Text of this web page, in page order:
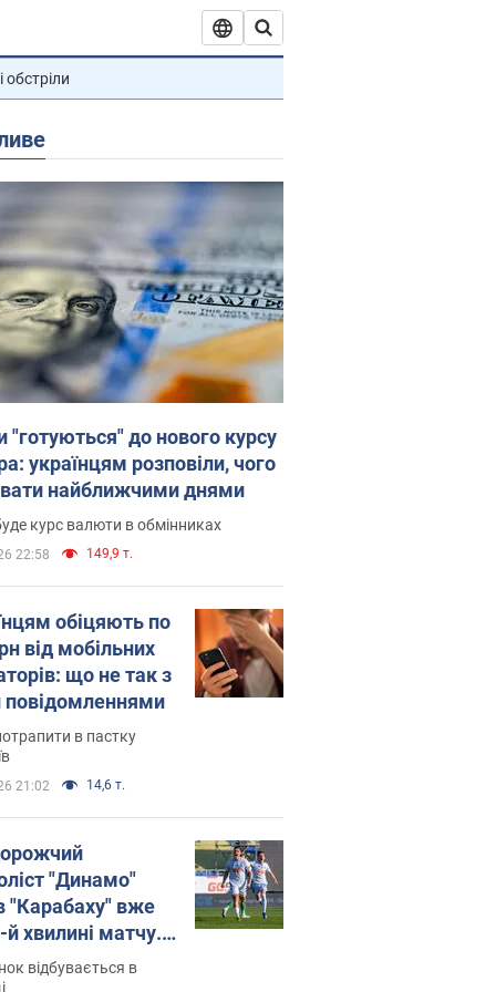
обстріли
"готуються" до нового курсу
українцям розповіли, чого
найближчими днями
курс валюти в обмінниках
22:58 149,9 т.
обіцяють по
від мобільних
що не так з
в пастку
21:02 14,6 т.
"Динамо"
"Карабаху" вже
й хвилині матчу.
відбувається в